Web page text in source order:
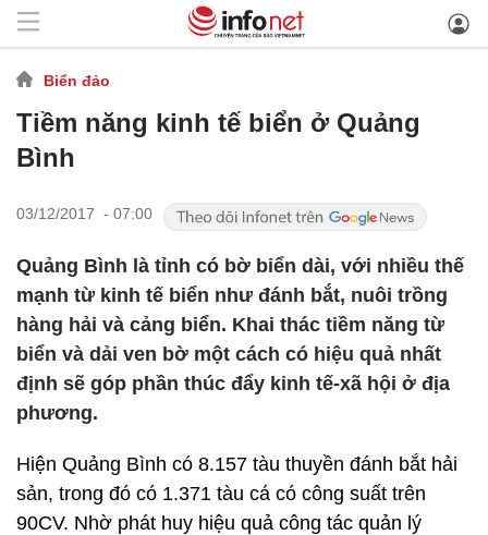
Biển đảo
Tiềm năng kinh tế biển ở Quảng
Bình
03/12/2017 - 07:00
Quảng Bình là tỉnh có bờ biển dài, với nhiều thế
mạnh từ kinh tế biển như đánh bắt, nuôi trồng
hàng hải và cảng biển. Khai thác tiềm năng từ
biển và dải ven bờ một cách có hiệu quả nhất
định sẽ góp phần thúc đẩy kinh tế-xã hội ở địa
phương.
Hiện Quảng Bình có 8.157 tàu thuyền đánh bắt hải
sản, trong đó có 1.371 tàu cá có công suất trên
90CV. Nhờ phát huy hiệu quả công tác quản lý